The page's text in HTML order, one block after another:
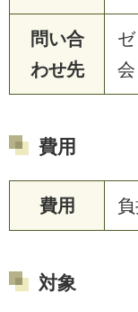
問い合
わせ先
費用
費用
対象